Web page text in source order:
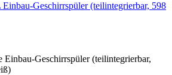
Geschirrspüler (teilintegrierbar, 598